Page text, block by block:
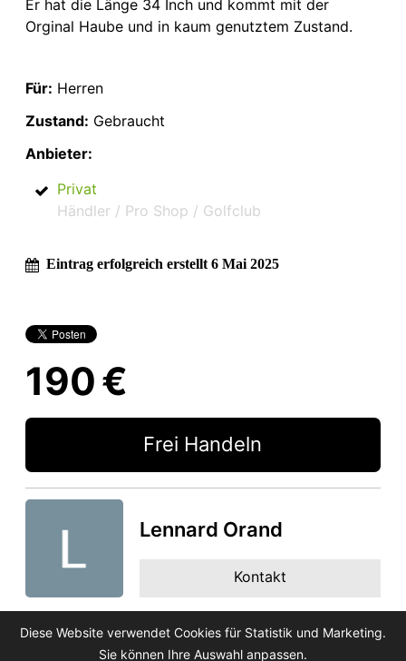
Er hat die Länge 34 Inch und kommt mit der
Orginal Haube und in kaum genutztem Zustand.
Für: Herren
Zustand: Gebraucht
Anbieter:
Privat
Händler / Pro Shop / Golfclub
Eintrag erfolgreich erstellt 6 Mai 2025
190 €
Frei Handeln
Lennard Orand
Kontakt
Diese Website verwendet Cookies für Statistik und Marketing.
Sie können Ihre Auswahl anpassen.